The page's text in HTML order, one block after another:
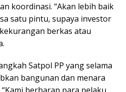
koordinasi. “Akan lebih baik
satu pintu, supaya investor
berkas atau
Satpol PP yang selama
bangunan dan menara